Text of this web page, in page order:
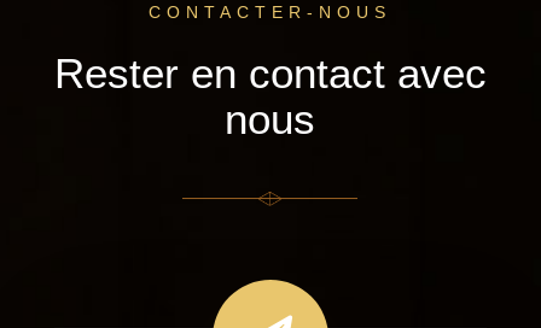
CONTACTER-NOUS
Rester en contact avec
nous